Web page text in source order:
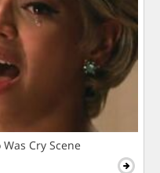
Cry Scene